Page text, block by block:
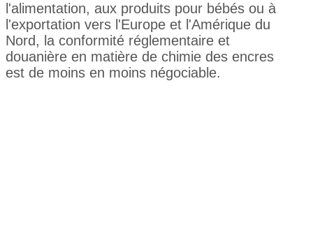
l'alimentation, aux produits pour bébés ou à
l'exportation vers l'Europe et l'Amérique du
Nord, la conformité réglementaire et
douanière en matière de chimie des encres
est de moins en moins négociable.